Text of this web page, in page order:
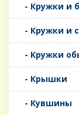
- Кружки и
- Кружки и
- Кружки
- Крышки
- Кувшины